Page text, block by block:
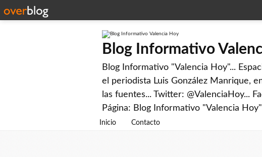
Blog Informativo
Blog Informativo "Valencia Hoy"...
el periodista Luis González Manrique,
las fuentes... Twitter: @ValenciaHoy...
Página: Blog Informativo "Valencia Hoy"
Inicio Contacto